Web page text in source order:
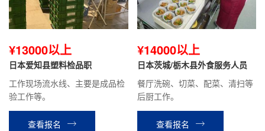
¥13000以上
日本爱知县塑料检品职
工作现场流水线、主要是成品检
验工作等。
查看报名
¥14000以上
日本茨城/栃木县外食服务人员
餐厅洗碗、切菜、配菜、清扫等
后厨工作。
查看报名